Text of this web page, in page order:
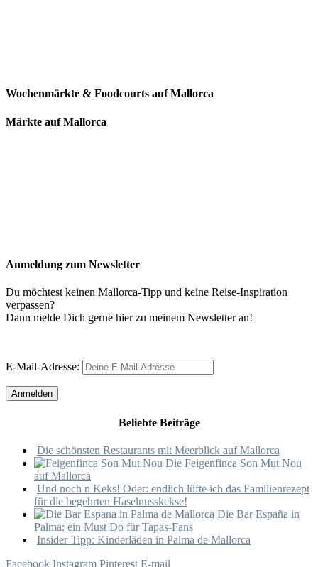
Wochenmärkte & Foodcourts auf Mallorca
Märkte auf Mallorca
Anmeldung zum Newsletter
Du möchtest keinen Mallorca-Tipp und keine Reise-Inspiration
verpassen?
Dann melde Dich gerne hier zu meinem Newsletter an!
E-Mail-Adresse:
Beliebte Beiträge
Die schönsten Restaurants mit Meerblick auf Mallorca
Die Feigenfinca Son Mut Nou
auf Mallorca
Und noch n Keks! Oder: endlich lüfte ich das Familienrezept
für die begehrten Haselnusskekse!
Die Bar España in
Palma: ein Must Do für Tapas-Fans
Insider-Tipp: Kinderläden in Palma de Mallorca
Facebook Instagram Pinterest E-mail